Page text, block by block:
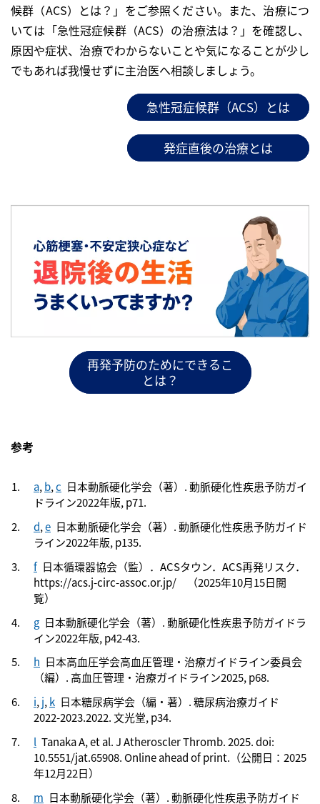
候群（ACS）とは？」をご参照ください。また、治療につ
いては「急性冠症候群（ACS）の治療法は？」を確認し、
原因や症状、治療でわからないことや気になることが少し
でもあれば我慢せずに主治医へ相談しましょう。
急性冠症候群（ACS）とは
発症直後の治療とは
再発予防のためにできるこ
とは？
参考
a, b,c 日本動脈硬化学会（著）. 動脈硬化性疾患予防ガイ
ドライン2022年版, p71.
d,e 日本動脈硬化学会（著）. 動脈硬化性疾患予防ガイド
ライン2022年版, p135.
f 日本循環器協会（監）．ACSタウン．ACS再発リスク．
https://acs.j-circ-assoc.or.jp/ （2025年10月15日閲
覧）
g 日本動脈硬化学会（著）. 動脈硬化性疾患予防ガイドラ
イン2022年版, p42-43.
h 日本高血圧学会高血圧管理・治療ガイドライン委員会
（編）. 高血圧管理・治療ガイドライン2025, p68.
i, j, k 日本糖尿病学会（編・著）. 糖尿病治療ガイド
2022-2023.2022. 文光堂, p34.
l Tanaka A, et al. J Atheroscler Thromb. 2025. doi:
10.5551/jat.65908. Online ahead of print.（公開日：2025
年12月22日）
m 日本動脈硬化学会（著）. 動脈硬化性疾患予防ガイド